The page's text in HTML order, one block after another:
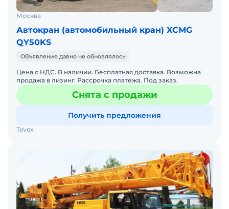
Москва
Автокран (автомобильный кран) XCMG
QY50KS
Объявление давно не обновлялось
Цена с НДС. В наличии. Бесплатная доставка. Возможна
продажа в лизинг. Рассрочка платежа. Под заказ.
Снята с продажи
Получить предложения
Tevex